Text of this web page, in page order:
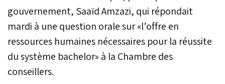
gouvernement, Saaïd Amzazi, qui répondait
mardi à une question orale sur «l’offre en
ressources humaines nécessaires pour la réussite
du système bachelor» à la Chambre des
conseillers.